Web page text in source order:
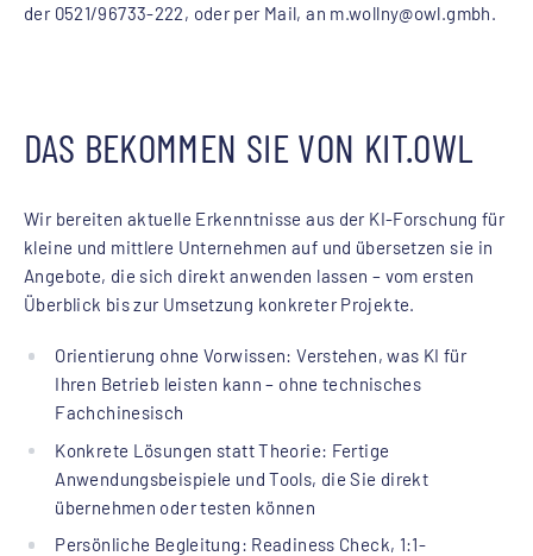
der 0521/96733-222, oder per Mail, an m.wollny@owl.gmbh.
DAS BEKOMMEN SIE VON KIT.OWL
Wir bereiten aktuelle Erkenntnisse aus der KI-Forschung für
kleine und mittlere Unternehmen auf und übersetzen sie in
Angebote, die sich direkt anwenden lassen – vom ersten
Überblick bis zur Umsetzung konkreter Projekte.
Orientierung ohne Vorwissen: Verstehen, was KI für
Ihren Betrieb leisten kann – ohne technisches
Fachchinesisch
Konkrete Lösungen statt Theorie: Fertige
Anwendungsbeispiele und Tools, die Sie direkt
übernehmen oder testen können
Persönliche Begleitung: Readiness Check, 1:1-